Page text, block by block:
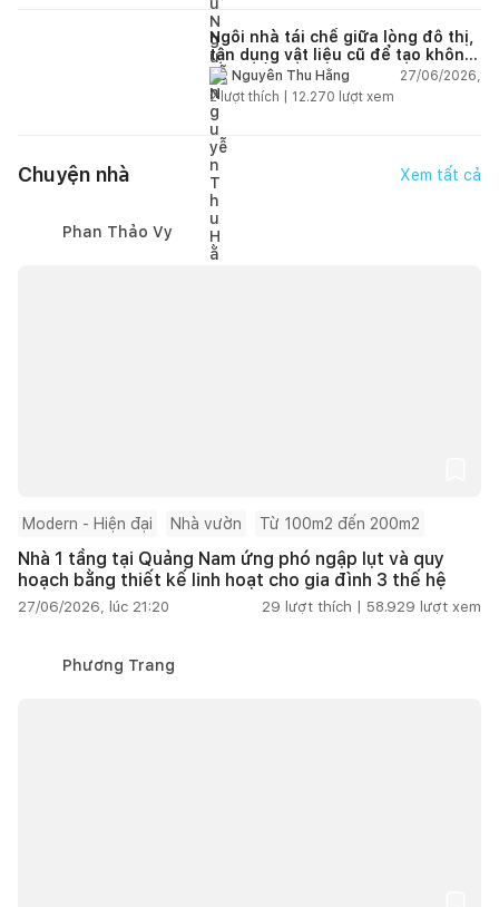
Ngôi nhà tái chế giữa lòng đô thị,
tận dụng vật liệu cũ để tạo không
gian sống linh hoạt
Nguyễn Thu Hằng
27/06/2026,
2lượt thích | 12.270 lượt xem
Chuyện nhà Xem tất cả
Phan Thảo Vy
Modern - Hiện đại Nhà vườn Từ 100m2 đến 200m2
Nhà 1 tầng tại Quảng Nam ứng phó ngập lụt và quy
hoạch bằng thiết kế linh hoạt cho gia đình 3 thế hệ
27/06/2026, lúc 21:20 29 lượt thích | 58.929 lượt xem
Phương Trang